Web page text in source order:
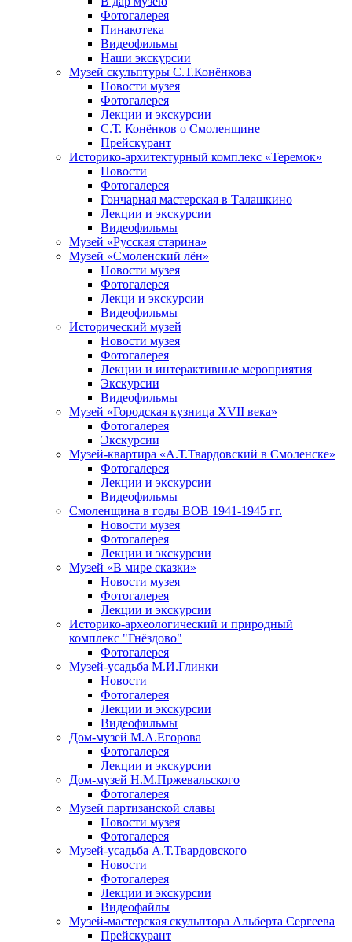
Фотогалерея
Пинакотека
Видеофильмы
Наши экскурсии
Музей скульптуры С.Т.Конёнкова
Новости музея
Фотогалерея
Лекции и экскурсии
С.Т. Конёнков о Смоленщине
Прейскурант
Историко-архитектурный комплекс «Теремок»
Новости
Фотогалерея
Гончарная мастерская в Талашкино
Лекции и экскурсии
Видеофильмы
Музей «Русская старина»
Музей «Смоленский лён»
Новости музея
Фотогалерея
Лекци и экскурсии
Видеофильмы
Исторический музей
Новости музея
Фотогалерея
Лекции и интерактивные мероприятия
Экскурсии
Видеофильмы
Музей «Городская кузница XVII века»
Фотогалерея
Экскурсии
Музей-квартира «А.Т.Твардовский в Смоленске»
Фотогалерея
Лекции и экскурсии
Видеофильмы
Смоленщина в годы ВОВ 1941-1945 гг.
Новости музея
Фотогалерея
Лекции и экскурсии
Музей «В мире сказки»
Новости музея
Фотогалерея
Лекции и экскурсии
Историко-археологический и природный
комплекс "Гнёздово"
Фотогалерея
Музей-усадьба М.И.Глинки
Новости
Фотогалерея
Лекции и экскурсии
Видеофильмы
Дом-музей М.А.Егорова
Фотогалерея
Лекции и экскурсии
Дом-музей Н.М.Пржевальского
Фотогалерея
Музей партизанской славы
Новости музея
Фотогалерея
Музей-усадьба А.Т.Твардовского
Новости
Фотогалерея
Лекции и экскурсии
Видеофайлы
Музей-мастерская скульптора Альберта Сергеева
Прейскурант